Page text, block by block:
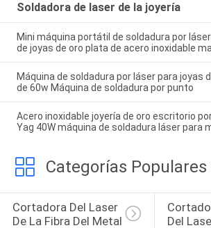
Soldadora de laser de la joyería
Mini máquina portátil de soldadura por
de joyas de oro plata de acero inoxidable
Máquina de soldadura por láser para joyas
de 60w Máquina de soldadura por punto
Acero inoxidable joyería de oro escritorio
Yag 40W máquina de soldadura láser para
Categorías Populares
Cortadora Del Laser
De La Fibra Del Metal
Del